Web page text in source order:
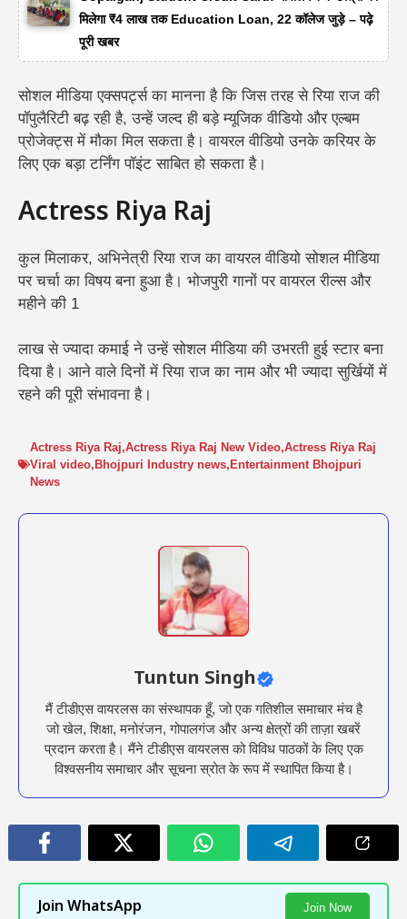
मिलेगा ₹4 लाख तक Education Loan, 22 कॉलेज जुड़े – पढ़े
पूरी खबर
सोशल मीडिया एक्सपर्ट्स का मानना है कि जिस तरह से रिया राज की
पॉपुलैरिटी बढ़ रही है, उन्हें जल्द ही बड़े म्यूजिक वीडियो और एल्बम
प्रोजेक्ट्स में मौका मिल सकता है। वायरल वीडियो उनके करियर के
लिए एक बड़ा टर्निंग पॉइंट साबित हो सकता है।
Actress Riya Raj
कुल मिलाकर, अभिनेत्री रिया राज का वायरल वीडियो सोशल मीडिया
पर चर्चा का विषय बना हुआ है। भोजपुरी गानों पर वायरल रील्स और
महीने की 1
लाख से ज्यादा कमाई ने उन्हें सोशल मीडिया की उभरती हुई स्टार बना
दिया है। आने वाले दिनों में रिया राज का नाम और भी ज्यादा सुर्खियों में
रहने की पूरी संभावना है।
Actress Riya Raj,Actress Riya Raj New Video,Actress Riya Raj
Viral video, Bhojpuri Industry news, Entertainment Bhojpuri
News
Tuntun Singh
मैं टीडीएस वायरलस का संस्थापक हूँ, जो एक गतिशील समाचार मंच है
जो खेल, शिक्षा, मनोरंजन, गोपालगंज और अन्य क्षेत्रों की ताज़ा खबरें
प्रदान करता है। मैंने टीडीएस वायरलस को विविध पाठकों के लिए एक
विश्वसनीय समाचार और सूचना स्रोत के रूप में स्थापित किया है।
Join WhatsApp Join Now